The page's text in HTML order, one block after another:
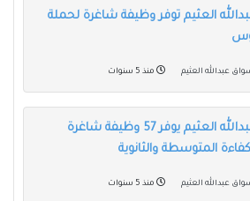
العثيم توفر وظيفة شاغرة لحملة
عبدالله العثيم منذ 5 سنوات
اسواق عبدالله العثيم يوفر 57 وظيفة شاغرة
المتوسطة والثانوية
عبدالله العثيم منذ 5 سنوات